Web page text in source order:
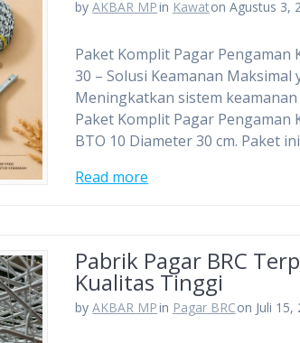
byAKBAR MPin Kawaton Agustus 3,
Paket Komplit Pagar Pengaman
30 – Solusi Keamanan
Meningkatkan sistem
Paket Komplit Pagar Pengaman
BTO 10 Diameter 30 cm. Paket
Read more
Pabrik Pagar BRC
Kualitas Tinggi
byAKBAR MPin Pagar BRCon Juli 15,